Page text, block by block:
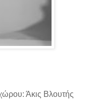
Άκις Βλουτής